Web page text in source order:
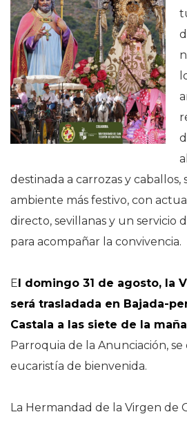
destinada a carrozas y caballos,
ambiente más festivo, con
directo, sevillanas y un servicio
para acompañar la convivencia.
El domingo 31 de agosto, la
será trasladada en Bajada-
Castala a las siete de la
Parroquia de la Anunciación,
eucaristía de bienvenida.
La Hermandad de la Virgen de